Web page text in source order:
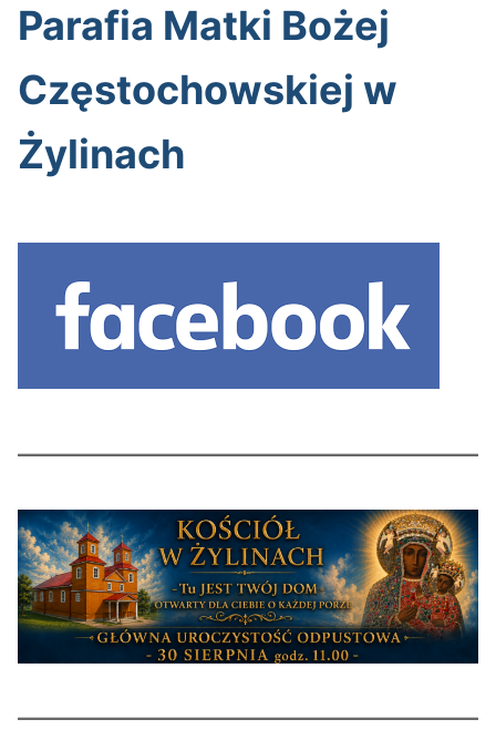
Parafia Matki Bożej
Częstochowskiej w
Żylinach